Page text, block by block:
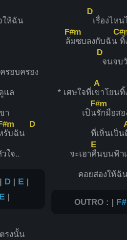
ให้ฉัน
รอบครอง
แล
า
รับฉัน
D
ใจ..
D | E |
|
รงนั้น
D
เรื่องไหน
ล้
F#m
มซบลงกับฉันทิ้
D
จนจบ
* เศษใจที่เ
A
ขาโยนทิ้
เป็น
F#m
รักมือสอ
ที่เห็นเป็น
จะเอา
E
คืนบนฟ้า
คอยส่องให้ฉั
OUTRO : |